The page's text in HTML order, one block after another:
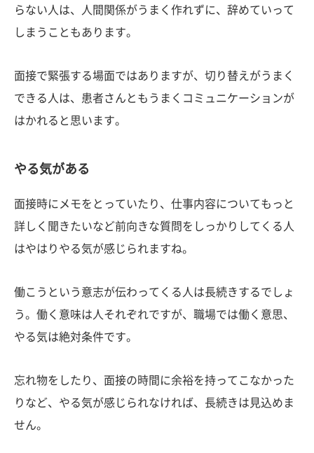
らない人は、人間関係がうまく作れずに、辞めていって
しまうこともあります。
面接で緊張する場面ではありますが、切り替えがうまく
できる人は、患者さんともうまくコミュニケーションが
はかれると思います。
やる気がある
面接時にメモをとっていたり、仕事内容についてもっと
詳しく聞きたいなど前向きな質問をしっかりしてくる人
はやはりやる気が感じられますね。
働こうという意志が伝わってくる人は長続きするでしょ
う。働く意味は人それぞれですが、職場では働く意思、
やる気は絶対条件です。
忘れ物をしたり、面接の時間に余裕を持ってこなかった
りなど、やる気が感じられなければ、長続きは見込めま
せん。